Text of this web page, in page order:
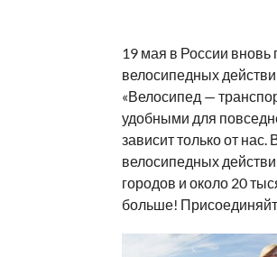
19 мая в России
велосипедных
«Велосипед —
удобными для
зависит только от
велосипедных
городов и около 20
больше!